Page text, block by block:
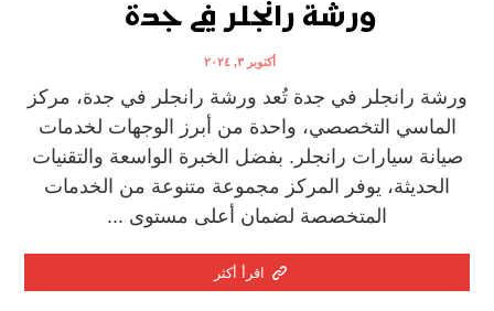
ورشة رانجلر في جدة
أكتوبر ٣, ٢٠٢٤
ورشة رانجلر في جدة تُعد ورشة رانجلر في جدة، مركز
الماسي التخصصي، واحدة من أبرز الوجهات لخدمات
صيانة سيارات رانجلر. بفضل الخبرة الواسعة والتقنيات
الحديثة، يوفر المركز مجموعة متنوعة من الخدمات
المتخصصة لضمان أعلى مستوى ...
اقرأ أكثر